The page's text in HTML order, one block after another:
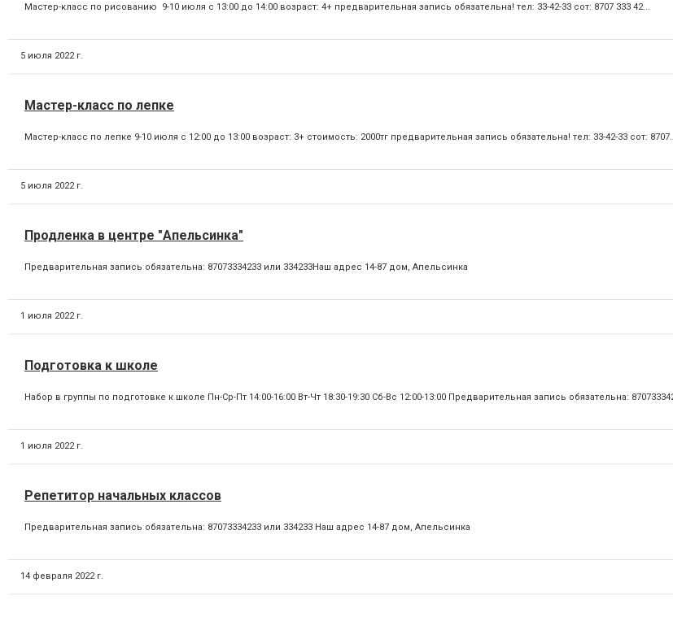
Мастер-класс по рисованию 9-10 июля с 13:00 до 14:00 возраст: 4+ предварительная запись обязательна! тел: 33-42-33 сот: 8707 333 42...
5 июля 2022 г.
Мастер-класс по лепке
Мастер-класс по лепке 9-10 июля с 12:00 до 13:00 возраст: 3+ стоимость: 2000тг предварительная запись обязательна! тел: 33-42-33 сот:
5 июля 2022 г.
Продленка в центре "Апельсинка"
Предварительная запись обязательна: 87073334233 или 334233Наш адрес 14-87 дом, Апельсинка
1 июля 2022 г.
Подготовка к школе
Набор в группы по подготовке к школе Пн-Ср-Пт 14:00-16:00 Вт-Чт 18:30-19:30 Сб-Вс 12:00-13:00 Предварительная запись обязательна:
1 июля 2022 г.
Репетитор начальных классов
Предварительная запись обязательна: 87073334233 или 334233 Наш адрес 14-87 дом, Апельсинка
14 февраля 2022 г.